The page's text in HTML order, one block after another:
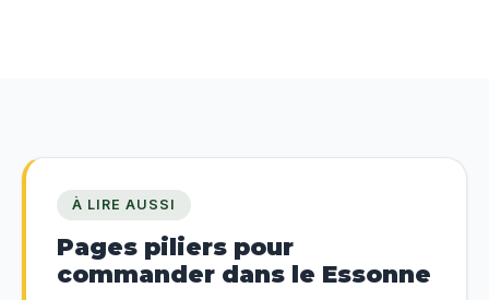
À LIRE AUSSI
Pages piliers pour
commander dans le Essonne